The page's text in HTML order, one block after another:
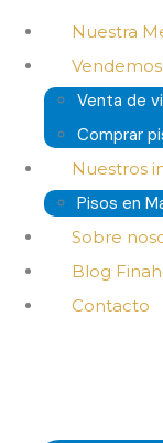
Nuestra
Venta de
Comprar
Nuestros
Pisos en
Sobre
Blog
Contacto